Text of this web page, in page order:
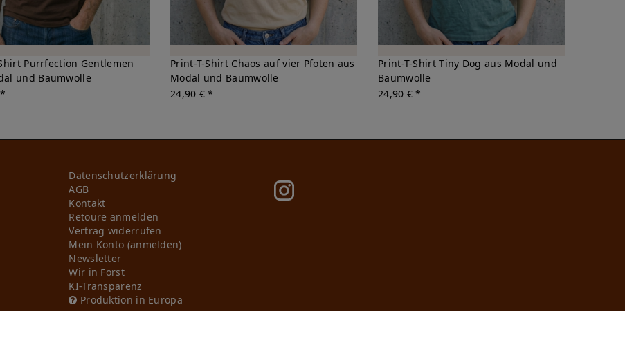
Purrfection Gentlemen
und Baumwolle
Print-T-Shirt Chaos auf vier Pfoten aus
Modal und Baumwolle
24,90 € *
Print-T-Shirt Tiny Dog aus Modal und
Baumwolle
24,90 € *
Daten­schutz­erklärung
AGB
Kontakt
Retoure anmelden
Vertrag widerrufen
Mein Konto (anmelden)
Newsletter
Wir in Forst
KI-Transparenz
Produktion in Europa